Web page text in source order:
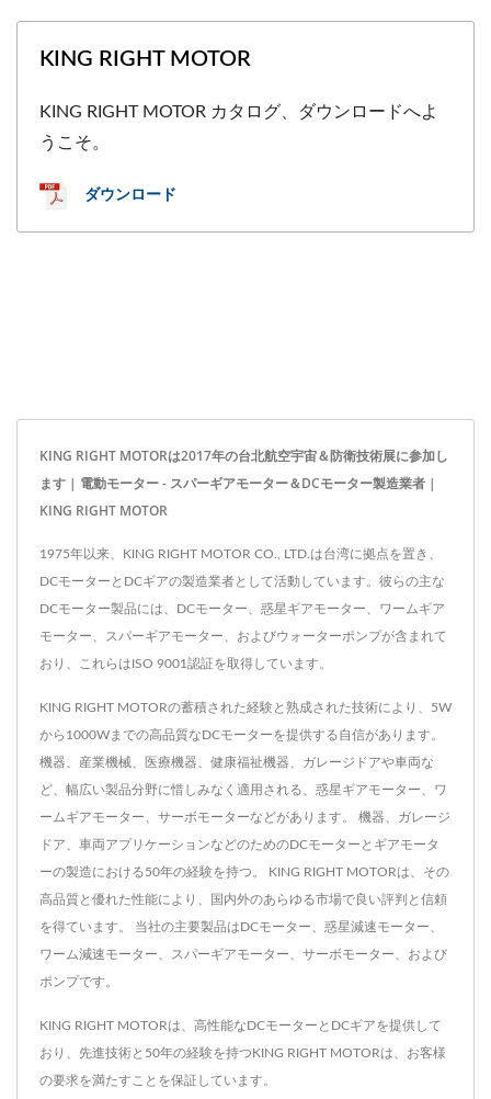
KING RIGHT MOTOR
KING RIGHT MOTOR カタログ、ダウンロードへよ
うこそ。
ダウンロード
KING RIGHT MOTORは2017年の台北航空宇宙＆防衛技術展に参加し
ます | 電動モーター - スパーギアモーター＆DCモーター製造業者 |
KING RIGHT MOTOR
1975年以来、KING RIGHT MOTOR CO., LTD.は台湾に拠点を置き、
DCモーターとDCギアの製造業者として活動しています。彼らの主な
DCモーター製品には、DCモーター、惑星ギアモーター、ワームギア
モーター、スパーギアモーター、およびウォーターポンプが含まれて
おり、これらはISO 9001認証を取得しています。
KING RIGHT MOTORの蓄積された経験と熟成された技術により、5W
から1000Wまでの高品質なDCモーターを提供する自信があります。
機器、産業機械、医療機器、健康福祉機器、ガレージドアや車両な
ど、幅広い製品分野に惜しみなく適用される、惑星ギアモーター、ワ
ームギアモーター、サーボモーターなどがあります。 機器、ガレージ
ドア、車両アプリケーションなどのためのDCモーターとギアモータ
ーの製造における50年の経験を持つ。 KING RIGHT MOTORは、その
高品質と優れた性能により、国内外のあらゆる市場で良い評判と信頼
を得ています。 当社の主要製品はDCモーター、惑星減速モーター、
ワーム減速モーター、スパーギアモーター、サーボモーター、および
ポンプです。
KING RIGHT MOTORは、高性能なDCモーターとDCギアを提供して
おり、先進技術と50年の経験を持つKING RIGHT MOTORは、お客様
の要求を満たすことを保証しています。